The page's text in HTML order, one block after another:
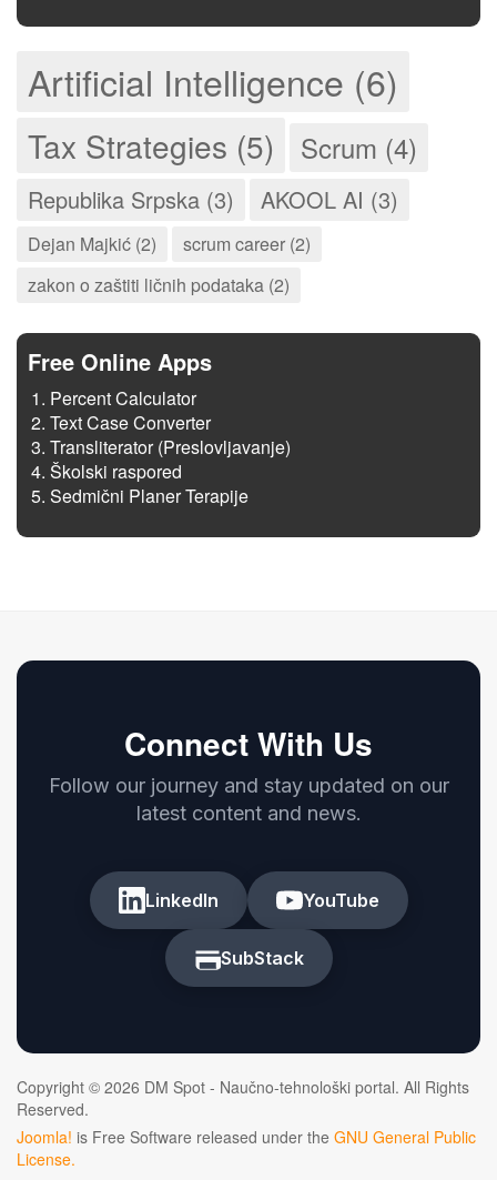
Artificial Intelligence (6)
Tax Strategies (5) Scrum (4)
Republika Srpska (3) AKOOL AI (3)
Dejan Majkić (2)
scrum career (2)
zakon o zaštiti ličnih podataka (2)
Free Online Apps
Percent Calculator
Text Case Converter
Transliterator (Preslovljavanje)
Školski raspored
Sedmični Planer Terapije
Connect With Us
Follow our journey and stay updated on our
latest content and news.
LinkedIn YouTube
SubStack
Copyright © 2026 DM Spot - Naučno-tehnološki portal. All Rights
Reserved.
Joomla! is Free Software released under the GNU General Public
License.